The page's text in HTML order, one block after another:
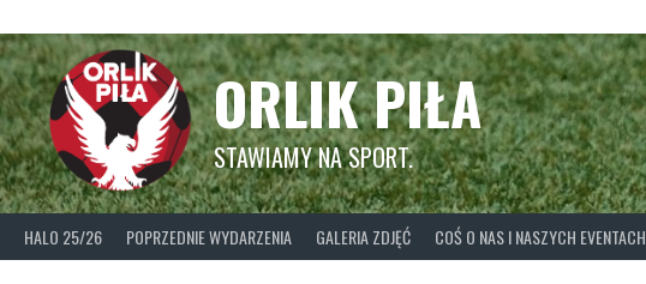
to
content
ORLIK PIŁA
STAWIAMY NA SPORT.
HALO 25/26 POPRZEDNIE WYDARZENIA GALERIA ZDJĘĆ COŚ O NAS I NASZYCH EVENTACH